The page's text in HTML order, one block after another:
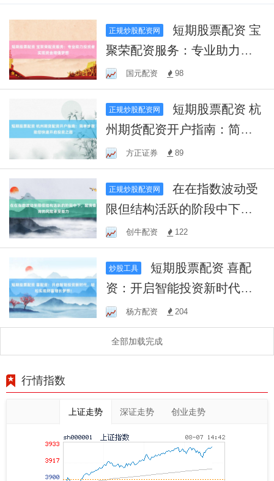
正规炒股配资网
聚荣配资服务：专业助力投
资者实现资金增值梦想
国元配资 98
正规炒股配资网
州期货配资开户指南：简单
步骤助您快速开启投资之路
方正证券 89
正规炒股配资网
在在指数波动受
限但结构活跃的阶段中下，
配资查询的风险承受能力
创牛配资 122
炒股工具
资：开启智能投资新时代，
轻松实现财富增长梦想！
杨方配资 204
全部加载完成
行情指数
上证走势 深证走势 创业走势